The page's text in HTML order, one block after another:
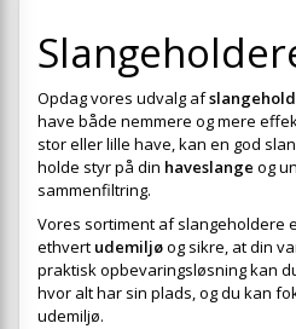
Opdag vores udvalg af
have både nemmere og mere
stor eller lille have, kan en god
holde styr på din haveslange og
sammenfiltring.
Vores sortiment af slangeholdere
ethvert udemiljøog sikre, at din
praktisk opbevaringsløsning kan
hvor alt har sin plads, og du kan
udemiljø.